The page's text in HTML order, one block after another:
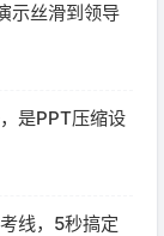
示丝滑到领导
是PPT压缩设
线，5秒搞定